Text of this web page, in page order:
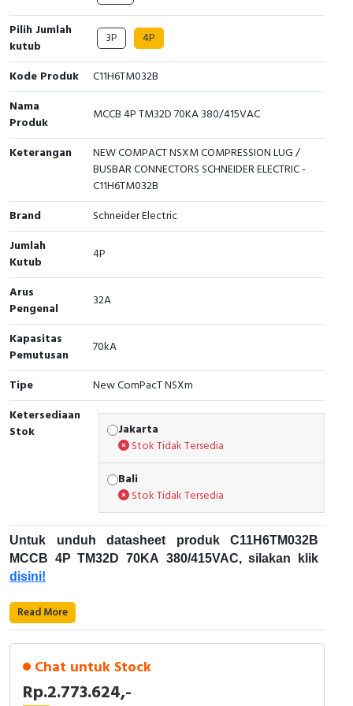
Cable Operated Switch
Signalling Columns
Safety Sensors
Pressure Switch
Ultrasonic & Rotary Encoder
Limit Switch
Inductive Sensors
Photoelectric
Cam Switch
RFID
Capacitive Sensors
Safety Switch
Radio Frequency
Contact Block
Panel Box
Pilih Jumlah
kutub
3P 4P
Kode Produk
C11H6TM032B
Nama
Produk
MCCB 4P TM32D 70KA 380/415VAC
Keterangan
NEW COMPACT NSXM COMPRESSION LUG /
BUSBAR CONNECTORS SCHNEIDER ELECTRIC -
C11H6TM032B
Brand
Schneider Electric
Jumlah
Kutub
4P
Arus
Pengenal
32A
Kapasitas
Pemutusan
70kA
Tipe
New ComPacT NSXm
Ketersediaan
Stok
Jakarta
Stok Tidak Tersedia
Bali
Stok Tidak Tersedia
Untuk unduh datasheet produk C11H6TM032B
MCCB 4P TM32D 70KA 380/415VAC, silakan klik
disini!
Karakteristik Teknikal:
Nama Produk: MCCB 4P TM32D 70KA
380/415VAC
Read More
Chat untuk Stock
Rp.2.773.624,-